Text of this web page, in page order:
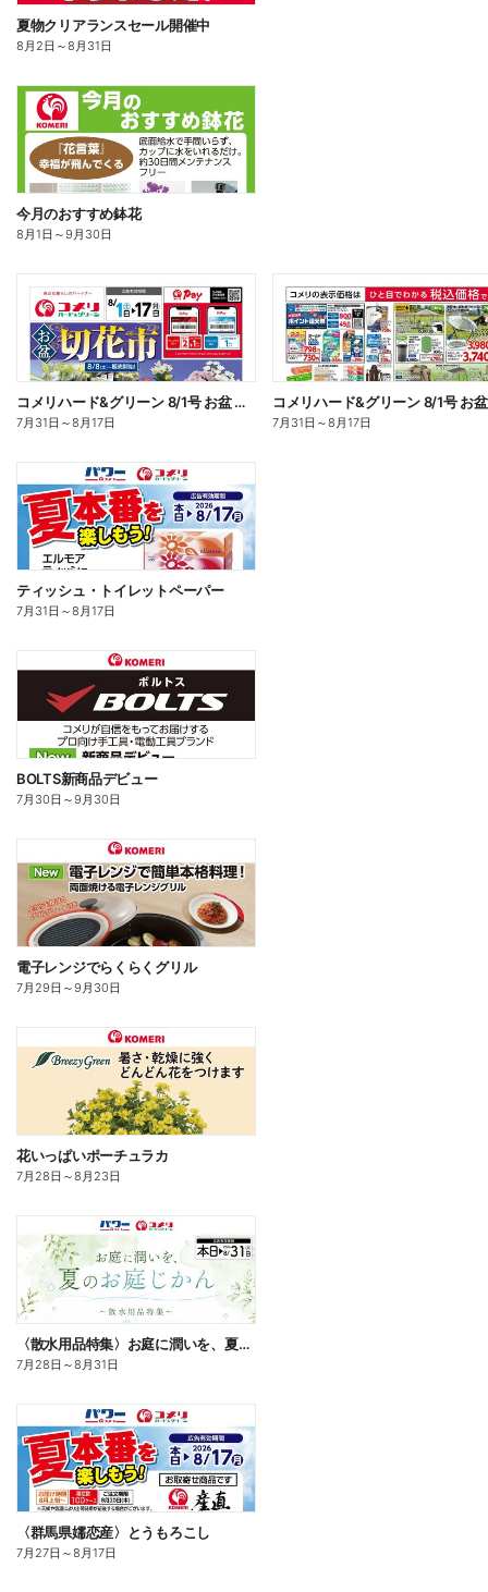
夏物クリアランスセール開催中
8月2日 ～8月31日
今月のおすすめ鉢花
8月1日 ～9月30日
コメリハード&グリーン 8/1号 お盆 切花市 オモテ
7月31日 ～8月17日 7月31日 ～8月17日
ティッシュ・トイレットペーパー
7月31日 ～8月17日
BOLTS新商品デビュー
7月30日 ～9月30日
電子レンジでらくらくグリル
7月29日 ～9月30日
花いっぱいポーチュラカ
7月28日 ～8月23日
〈散水用品特集〉お庭に潤いを、夏のお庭じかん
7月28日 ～8月31日
〈群馬県嬬恋産〉とうもろこし
7月27日 ～8月17日